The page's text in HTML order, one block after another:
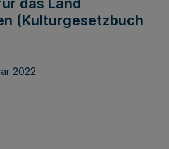
das Land
(Kulturgesetzbuch
2022